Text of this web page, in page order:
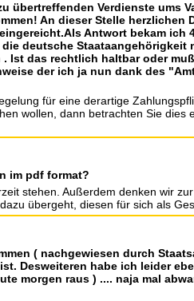
übertreffenden Verdienste ums
An dieser Stelle herzlichen
Antwort bekam ich
deutsche
Ist das rechtlich haltbar oder
der ich ja nun dank des
für eine derartige
wollen, dann betrachten Sie dies
im pdf format?
stehen. Außerdem denken wir
übergeht, diesen für sich als
( nachgewiesen durch
Desweiteren habe ich leider
morgen raus ) .... naja mal